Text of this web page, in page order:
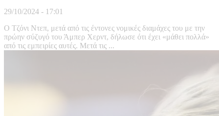
29/10/2024 - 17:01
Ο Τζόνι Ντεπ, μετά από τις έντονες νομικές διαμάχες του με την
πρώην σύζυγό του Άμπερ Χερντ, δήλωσε ότι έχει «μάθει πολλά»
από τις εμπειρίες αυτές. Μετά τις ...